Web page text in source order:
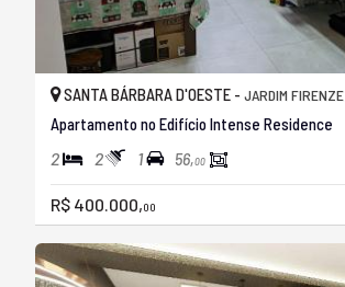
SANTA BÁRBARA D'OESTE - JARDIM FIRENZE
Apartamento no Edifício Intense Residence
2 2 1 56,00
R$ 400.000,00